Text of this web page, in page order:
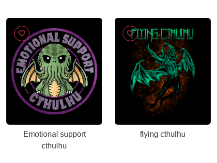
Emotional support
cthulhu
flying cthulhu